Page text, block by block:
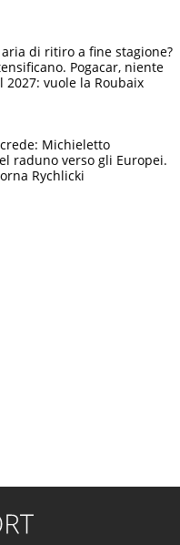
di ritiro a fine stagione?
Pogacar, niente
2027: vuole la Roubaix
Michieletto
raduno verso gli Europei.
Rychlicki